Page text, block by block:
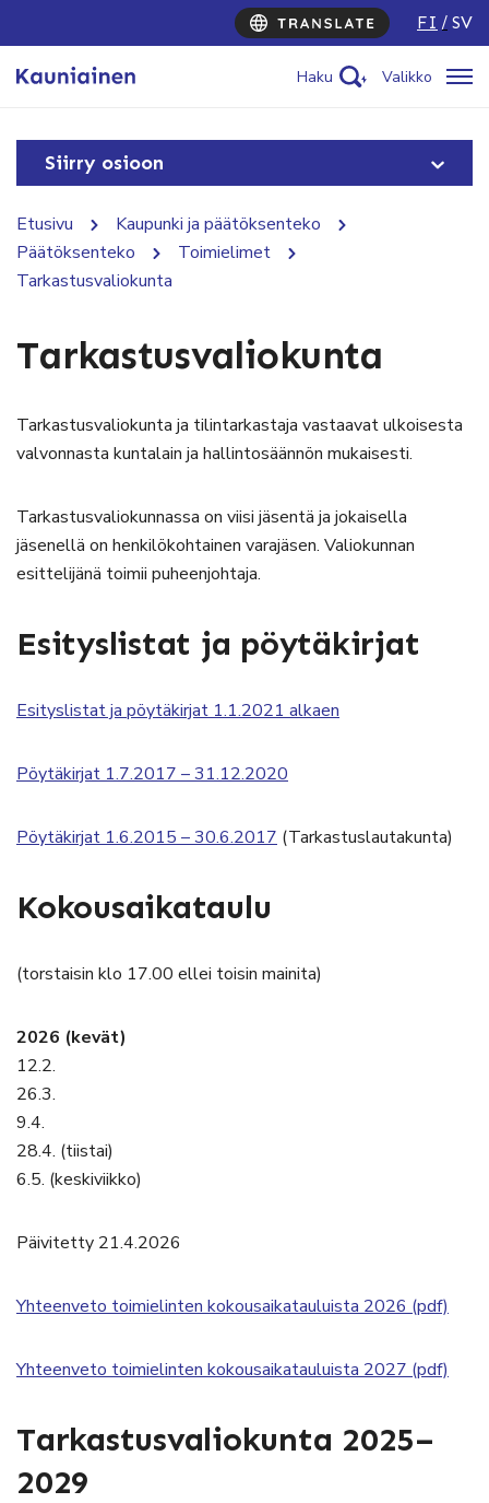
FI SV
Haku Valikko
Siirry osioon
Etusivu
Kaupunki ja päätöksenteko
Päätöksenteko
Toimielimet
Tarkastusvaliokunta
Tarkastusvaliokunta
Tarkastusvaliokunta ja tilintarkastaja vastaavat ulkoisesta
valvonnasta kuntalain ja hallintosäännön mukaisesti.
Tarkastusvaliokunnassa on viisi jäsentä ja jokaisella
jäsenellä on henkilökohtainen varajäsen. Valiokunnan
esittelijänä toimii puheenjohtaja.
Esityslistat ja pöytäkirjat
Esityslistat ja pöytäkirjat 1.1.2021 alkaen
Pöytäkirjat 1.7.2017 – 31.12.2020
Pöytäkirjat 1.6.2015 – 30.6.2017 (Tarkastuslautakunta)
Kokousaikataulu
(torstaisin klo 17.00 ellei toisin mainita)
2026 (kevät)
12.2.
26.3.
9.4.
28.4. (tiistai)
6.5. (keskiviikko)
Päivitetty 21.4.2026
Yhteenveto toimielinten kokousaikatauluista 2026 (pdf)
Yhteenveto toimielinten kokousaikatauluista 2027 (pdf)
Tarkastusvaliokunta 2025–
2029